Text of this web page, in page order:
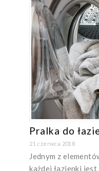
Pralka do
21 czerwca 2018
Jednym z
każdej łazienki